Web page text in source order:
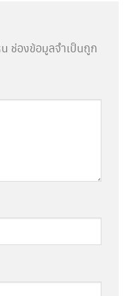
ช่องข้อมูลจำเป็นถูก